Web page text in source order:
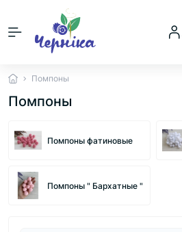
Помпоны
Помпоны
Помпоны фатиновые
Помпоны " Бархатные "